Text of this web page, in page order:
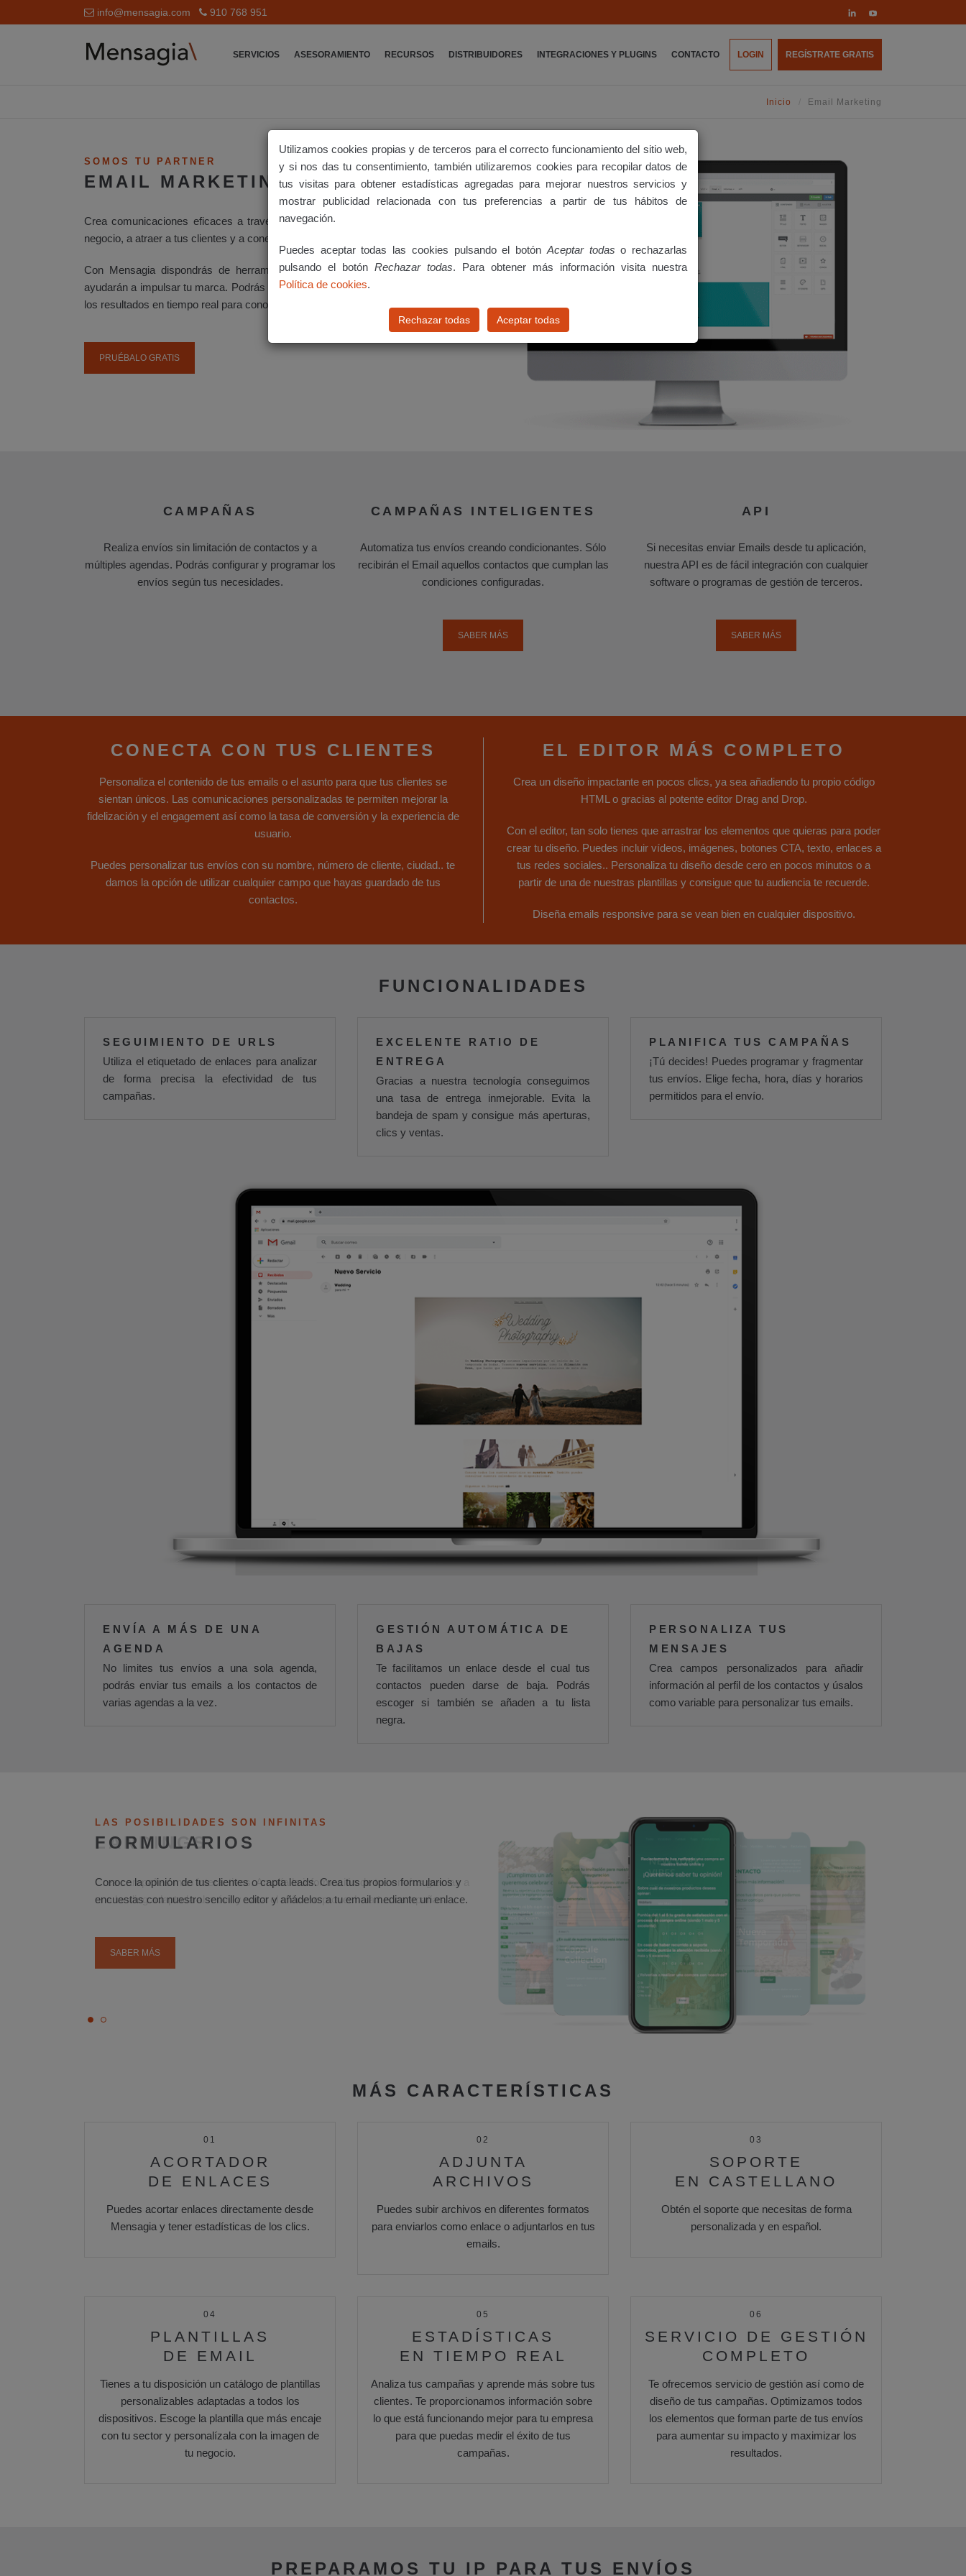
info@mensagia.com 910 768 951
SERVICIOS ASESORAMIENTO RECURSOS DISTRIBUIDORES INTEGRACIONES Y PLUGINS CONTACTO LOGIN REGÍSTRATE GRATIS
Inicio Email Marketing
SOMOS TU PARTNER
EMAIL MARKETING
Crea comunicaciones eficaces a través de email que ayuden a hacer crecer tu
negocio, a atraer a tus clientes y a conectar con ellos.
Con Mensagia dispondrás de herramientas únicas y fáciles de utilizar que te
ayudarán a impulsar tu marca. Podrás crear campañas de forma ágil y comprobar
los resultados en tiempo real para conocer más acerca de tus clientes.
PRUÉBALO GRATIS
CAMPAÑAS
Realiza envíos sin limitación de contactos y a
múltiples agendas. Podrás configurar y programar los
envíos según tus necesidades.
CAMPAÑAS INTELIGENTES
Automatiza tus envíos creando condicionantes. Sólo
recibirán el Email aquellos contactos que cumplan las
condiciones configuradas.
SABER MÁS
API
Si necesitas enviar Emails desde tu aplicación,
nuestra API es de fácil integración con cualquier
software o programas de gestión de terceros.
SABER MÁS
CONECTA CON TUS CLIENTES
Personaliza el contenido de tus emails o el asunto para que tus clientes se
sientan únicos. Las comunicaciones personalizadas te permiten mejorar la
fidelización y el engagement así como la tasa de conversión y la experiencia de
usuario.
Puedes personalizar tus envíos con su nombre, número de cliente, ciudad.. te
damos la opción de utilizar cualquier campo que hayas guardado de tus
contactos.
EL EDITOR MÁS COMPLETO
Crea un diseño impactante en pocos clics, ya sea añadiendo tu propio código
HTML o gracias al potente editor Drag and Drop.
Con el editor, tan solo tienes que arrastrar los elementos que quieras para poder
crear tu diseño. Puedes incluir vídeos, imágenes, botones CTA, texto, enlaces a
tus redes sociales.. Personaliza tu diseño desde cero en pocos minutos o a
partir de una de nuestras plantillas y consigue que tu audiencia te recuerde.
Diseña emails responsive para se vean bien en cualquier dispositivo.
FUNCIONALIDADES
SEGUIMIENTO DE URLS
Utiliza el etiquetado de enlaces para analizar
de forma precisa la efectividad de tus
campañas.
EXCELENTE RATIO DE
ENTREGA
Gracias a nuestra tecnología conseguimos
una tasa de entrega inmejorable. Evita la
bandeja de spam y consigue más aperturas,
clics y ventas.
PLANIFICA TUS CAMPAÑAS
¡Tú decides! Puedes programar y fragmentar
tus envíos. Elige fecha, hora, días y horarios
permitidos para el envío.
ENVÍA A MÁS DE UNA
AGENDA
No limites tus envíos a una sola agenda,
podrás enviar tus emails a los contactos de
varias agendas a la vez.
GESTIÓN AUTOMÁTICA DE
BAJAS
Te facilitamos un enlace desde el cual tus
contactos pueden darse de baja. Podrás
escoger si también se añaden a tu lista
negra.
PERSONALIZA TUS
MENSAJES
Crea campos personalizados para añadir
información al perfil de los contactos y úsalos
como variable para personalizar tus emails.
LAS POSIBILIDADES SON INFINITAS
LANDINGS
Crea campañas más interactivas. Amplía la información de tus envíos gracias a
una landing adaptada al móvil y saca el máximo provecho a tus campañas.
SABER MÁS
MÁS CARACTERÍSTICAS
01
ACORTADOR
DE ENLACES
Puedes acortar enlaces directamente desde
Mensagia y tener estadísticas de los clics.
02
ADJUNTA
ARCHIVOS
Puedes subir archivos en diferentes formatos
para enviarlos como enlace o adjuntarlos en tus
emails.
03
SOPORTE
EN CASTELLANO
Obtén el soporte que necesitas de forma
personalizada y en español.
04
PLANTILLAS
DE EMAIL
Tienes a tu disposición un catálogo de plantillas
personalizables adaptadas a todos los
dispositivos. Escoge la plantilla que más encaje
con tu sector y personalízala con la imagen de
tu negocio.
05
ESTADÍSTICAS
EN TIEMPO REAL
Analiza tus campañas y aprende más sobre tus
clientes. Te proporcionamos información sobre
lo que está funcionando mejor para tu empresa
para que puedas medir el éxito de tus
campañas.
06
SERVICIO DE GESTIÓN
COMPLETO
Te ofrecemos servicio de gestión así como de
diseño de tus campañas. Optimizamos todos
los elementos que forman parte de tus envíos
para aumentar su impacto y maximizar los
resultados.
PREPARAMOS TU IP PARA TUS ENVÍOS
Utilizamos cookies propias y de terceros para el correcto funcionamiento del sitio web,
y si nos das tu consentimiento, también utilizaremos cookies para recopilar datos de
tus visitas para obtener estadísticas agregadas para mejorar nuestros servicios y
mostrar publicidad relacionada con tus preferencias a partir de tus hábitos de
navegación.
Puedes aceptar todas las cookies pulsando el botón Aceptar todas o rechazarlas
pulsando el botón Rechazar todas. Para obtener más información visita nuestra
Política de cookies.
Rechazar todas Aceptar todas